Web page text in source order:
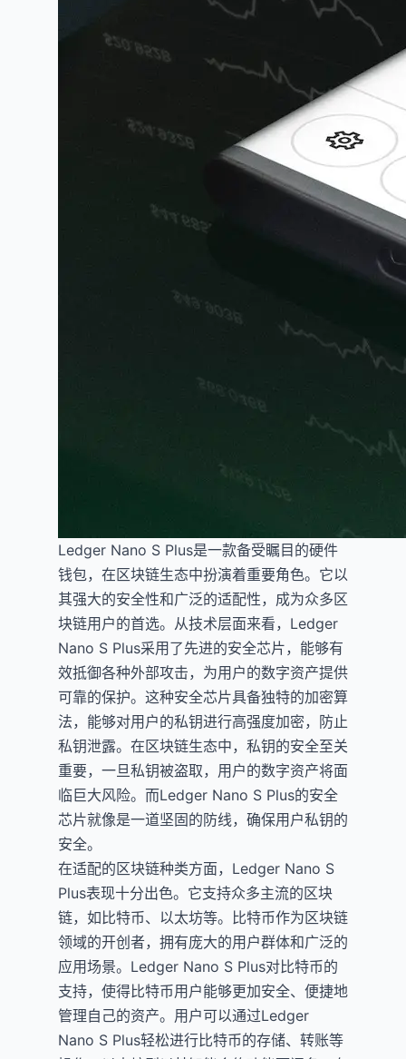
Ledger Nano S Plus是一款备受瞩目的硬件
钱包，在区块链生态中扮演着重要角色。它以
其强大的安全性和广泛的适配性，成为众多区
块链用户的首选。从技术层面来看，Ledger
Nano S Plus采用了先进的安全芯片，能够有
效抵御各种外部攻击，为用户的数字资产提供
可靠的保护。这种安全芯片具备独特的加密算
法，能够对用户的私钥进行高强度加密，防止
私钥泄露。在区块链生态中，私钥的安全至关
重要，一旦私钥被盗取，用户的数字资产将面
临巨大风险。而Ledger Nano S Plus的安全
芯片就像是一道坚固的防线，确保用户私钥的
安全。
在适配的区块链种类方面，Ledger Nano S
Plus表现十分出色。它支持众多主流的区块
链，如比特币、以太坊等。比特币作为区块链
领域的开创者，拥有庞大的用户群体和广泛的
应用场景。Ledger Nano S Plus对比特币的
支持，使得比特币用户能够更加安全、便捷地
管理自己的资产。用户可以通过Ledger
Nano S Plus轻松进行比特币的存储、转账等